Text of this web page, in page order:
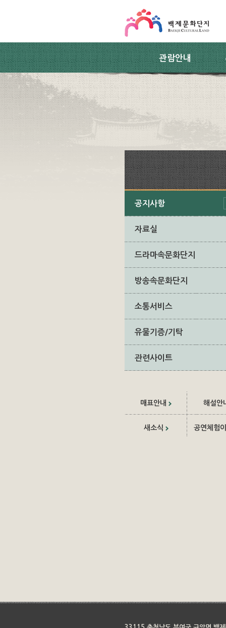
관람안내
공지사항
자료실
드라마속문화단지
방송속문화단지
소통서비스
유물기증/기탁
관련사이트
매표안내 해설안
새소식 공연체험